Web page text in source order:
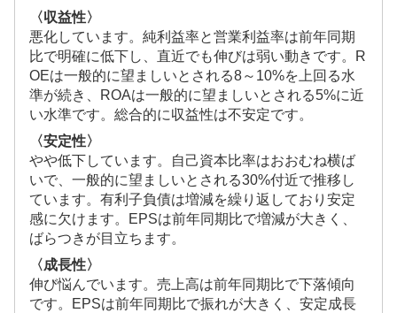
〈収益性〉
悪化しています。純利益率と営業利益率は前年同期
比で明確に低下し、直近でも伸びは弱い動きです。R
OEは一般的に望ましいとされる8～10%を上回る水
準が続き、ROAは一般的に望ましいとされる5%に近
い水準です。総合的に収益性は不安定です。
〈安定性〉
やや低下しています。自己資本比率はおおむね横ば
いで、一般的に望ましいとされる30%付近で推移し
ています。有利子負債は増減を繰り返しており安定
感に欠けます。EPSは前年同期比で増減が大きく、
ばらつきが目立ちます。
〈成長性〉
伸び悩んでいます。売上高は前年同期比で下落傾向
です。EPSは前年同期比で振れが大きく、安定成長